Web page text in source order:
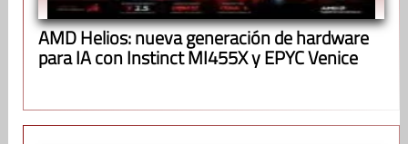
AMD Helios: nueva generación de hardware
para IA con Instinct MI455X y EPYC Venice